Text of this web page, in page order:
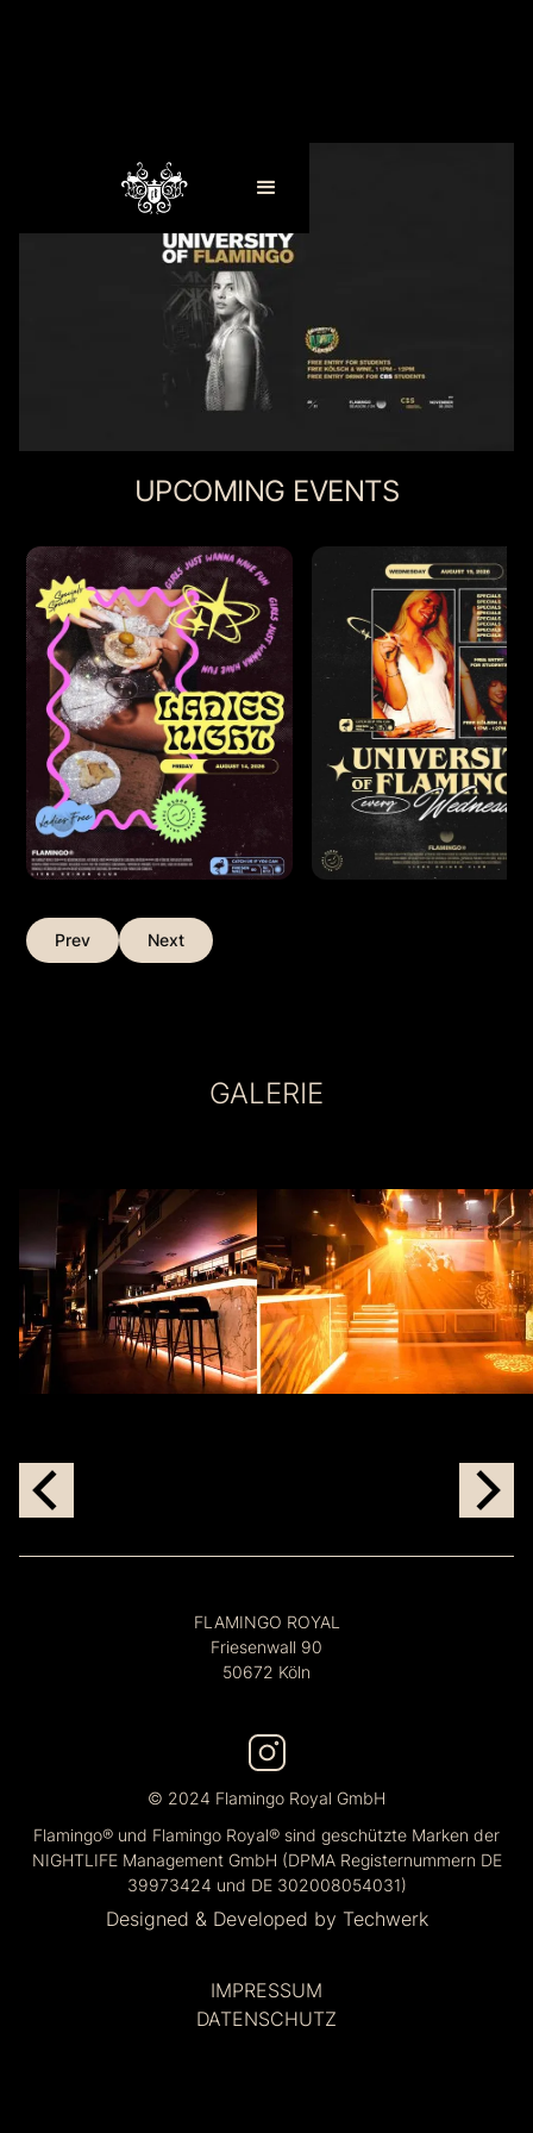
UPCOMING EVENTS
Prev Next
GALERIE
FLAMINGO ROYAL
Friesenwall 90
50672 Köln
© 2024 Flamingo Royal GmbH
Flamingo® und Flamingo Royal® sind geschützte Marken der
NIGHTLIFE Management GmbH (DPMA Registernummern DE
39973424 und DE 302008054031)
Designed & Developed by Techwerk
IMPRESSUM
DATENSCHUTZ